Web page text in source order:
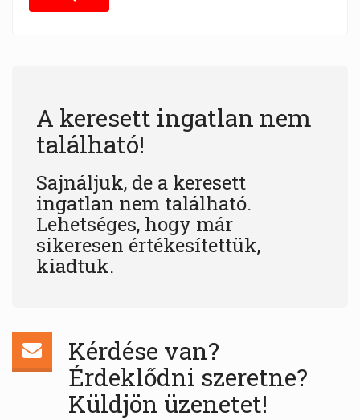
A keresett ingatlan nem
található!
Sajnáljuk, de a keresett
ingatlan nem található.
Lehetséges, hogy már
sikeresen értékesítettük,
kiadtuk.
Kérdése van?
Érdeklődni szeretne?
Küldjön üzenetet!